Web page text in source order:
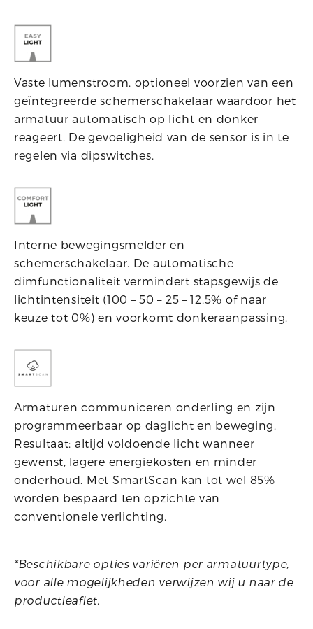
Vaste lumenstroom, optioneel voorzien van een
geïntegreerde schemerschakelaar waardoor het
armatuur automatisch op licht en donker
reageert. De gevoeligheid van de sensor is in te
regelen via dipswitches.
Interne bewegingsmelder en
schemerschakelaar. De automatische
dimfunctionaliteit vermindert stapsgewijs de
lichtintensiteit (100 – 50 – 25 – 12,5% of naar
keuze tot 0%) en voorkomt donkeraanpassing.
Armaturen communiceren onderling en zijn
programmeerbaar op daglicht en beweging.
Resultaat: altijd voldoende licht wanneer
gewenst, lagere energiekosten en minder
onderhoud. Met SmartScan kan tot wel 85%
worden bespaard ten opzichte van
conventionele verlichting.
*Beschikbare opties variëren per armatuurtype,
voor alle mogelijkheden verwijzen wij u naar de
productleaflet.